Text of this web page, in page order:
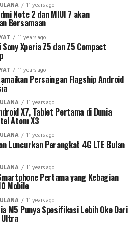
11 years ago
Note 2 dan MIUI 7 akan
Bersamaan
11 years ago
Sony Xperia Z5 dan Z5 Compact
11 years ago
Persaingan Flagship Android
11 years ago
X7, Tablet Pertama di Dunia
Atom X3
11 years ago
Luncurkan Perangkat 4G LTE Bulan
11 years ago
Pertama yang Kebagian
Mobile
11 years ago
M5 Punya Spesifikasi Lebih Oke Dari
Ultra